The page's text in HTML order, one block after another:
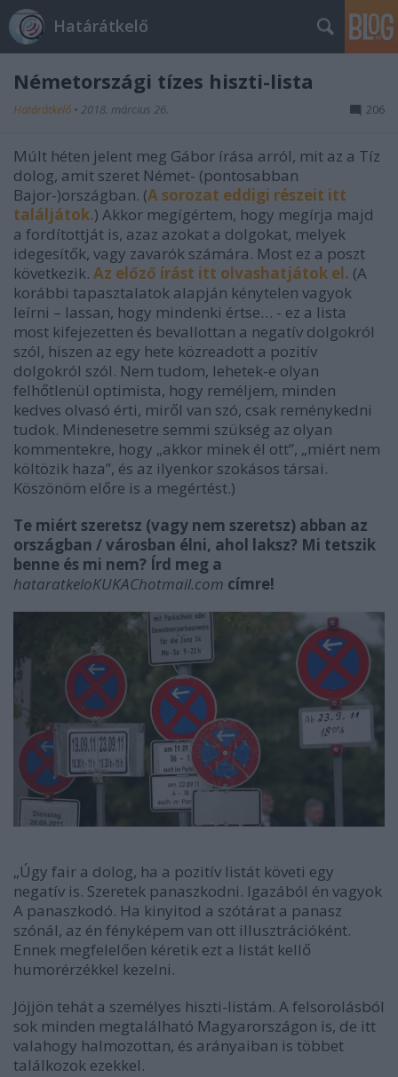
Határátkelő
Németországi tízes hiszti-lista
Határátkelő • 2018. március 26. 206
Múlt héten jelent meg Gábor írása arról, mit az a Tíz
dolog, amit szeret Német- (pontosabban
Bajor-)országban. (A sorozat eddigi részeit itt
találjátok.) Akkor megígértem, hogy megírja majd
a fordítottját is, azaz azokat a dolgokat, melyek
idegesítők, vagy zavarók számára. Most ez a poszt
következik. Az előző írást itt olvashatjátok el. (A
korábbi tapasztalatok alapján kénytelen vagyok
leírni – lassan, hogy mindenki értse… - ez a lista
most kifejezetten és bevallottan a negatív dolgokról
szól, hiszen az egy hete közreadott a pozitív
dolgokról szól. Nem tudom, lehetek-e olyan
felhőtlenül optimista, hogy reméljem, minden
kedves olvasó érti, miről van szó, csak reménykedni
tudok. Mindenesetre semmi szükség az olyan
kommentekre, hogy „akkor minek él ott”, „miért nem
költözik haza”, és az ilyenkor szokásos társai.
Köszönöm előre is a megértést.)
Te miért szeretsz (vagy nem szeretsz) abban az
országban / városban élni, ahol laksz? Mi tetszik
benne és mi nem? Írd meg a
hataratkeloKUKAChotmail.com címre!
„Úgy fair a dolog, ha a pozitív listát követi egy
negatív is. Szeretek panaszkodni. Igazából én vagyok
A panaszkodó. Ha kinyitod a szótárat a panasz
szónál, az én fényképem van ott illusztrációként.
Ennek megfelelően kéretik ezt a listát kellő
humorérzékkel kezelni.
Jöjjön tehát a személyes hiszti-listám. A felsorolásból
sok minden megtalálható Magyarországon is, de itt
valahogy halmozottan, és arányaiban is többet
találkozok ezekkel.